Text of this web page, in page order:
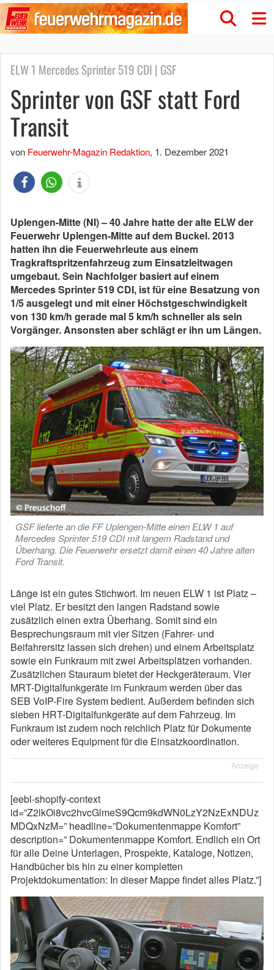
ELW 1 Mercedes Sprinter 519 CDI | GSF
Sprinter von GSF statt Ford
Transit
von Feuerwehr-Magazin Redaktion, 1. Dezember 2021
Uplengen-Mitte (NI) – 40 Jahre hatte der alte ELW der
Feuerwehr Uplengen-Mitte auf dem Buckel. 2013
hatten ihn die Feuerwehrleute aus einem
Tragkraftspritzenfahrzeug zum Einsatzleitwagen
umgebaut. Sein Nachfolger basiert auf einem
Mercedes Sprinter 519 CDI, ist für eine Besatzung von
1/5 ausgelegt und mit einer Höchstgeschwindigkeit
von 130 km/h gerade mal 5 km/h schneller als sein
Vorgänger. Ansonsten aber schlägt er ihn um Längen.
GSF lieferte an die FF Uplengen-Mitte einen ELW 1 auf
Mercedes Sprinter 519 CDI mit langem Radstand und
Überhang. Die Feuerwehr ersetzt damit einen 40 Jahre alten
Ford Transit.
Länge ist ein gutes Stichwort. Im neuen ELW 1 ist Platz –
viel Platz. Er besitzt den langen Radstand sowie
zusätzlich einen extra Überhang. Somit sind ein
Besprechungsraum mit vier Sitzen (Fahrer- und
Beifahrersitz lassen sich drehen) und einem Arbeitsplatz
sowie ein Funkraum mit zwei Arbeitsplätzen vorhanden.
Zusätzlichen Stauraum bietet der Heckgeräteraum. Vier
MRT-Digitalfunkgeräte im Funkraum werden über das
SEB VoIP-Fire System bedient. Außerdem befinden sich
sieben HRT-Digitalfunkgeräte auf dem Fahrzeug. Im
Funkraum ist zudem noch reichlich Platz für Dokumente
oder weiteres Equipment für die Einsatzkoordination.
Anzeige
[eebl-shopify-context
id=”Z2lkOi8vc2hvcGlmeS9Qcm9kdWN0LzY2NzExNDUz
MDQxNzM=” headline=”Dokumentenmappe Komfort”
description=” Dokumentenmappe Komfort. Endlich ein Ort
für alle Deine Unterlagen, Prospekte, Kataloge, Notizen,
Handbücher bis hin zu einer kompletten
Projektdokumentation: In dieser Mappe findet alles Platz.”]